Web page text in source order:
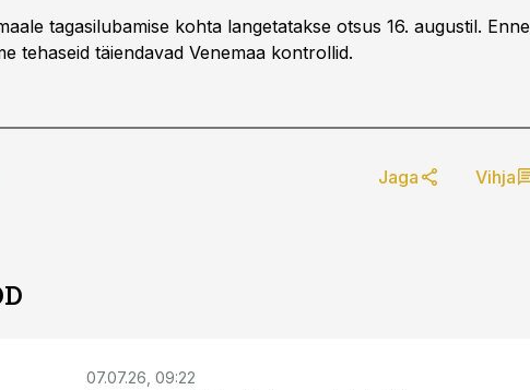
tagasilubamise kohta langetatakse otsus 16. augustil. Enne
tehaseid täiendavad Venemaa kontrollid.
Jaga Vihja
07.07.26, 09:22